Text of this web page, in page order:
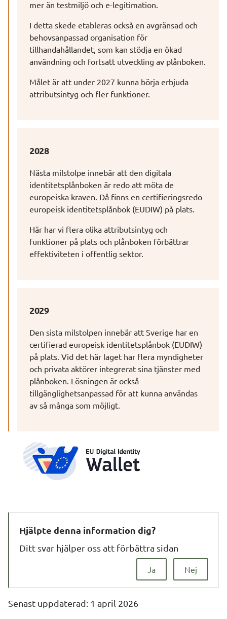
mer än testmiljö och e-legitimation.
I detta skede etableras också en avgränsad och
behovsanpassad organisation för
tillhandahållandet, som kan stödja en ökad
användning och fortsatt utveckling av plånboken.
Målet är att under 2027 kunna börja erbjuda
attributsintyg och fler funktioner.
2028
Nästa milstolpe innebär att den digitala
identitetsplånboken är redo att möta de
europeiska kraven. Då finns en certifieringsredo
europeisk identitetsplånbok (EUDIW) på plats.
Här har vi flera olika attributsintyg och
funktioner på plats och plånboken förbättrar
effektiviteten i offentlig sektor.
2029
Den sista milstolpen innebär att Sverige har en
certifierad europeisk identitetsplånbok (EUDIW)
på plats. Vid det här laget har flera myndigheter
och privata aktörer integrerat sina tjänster med
plånboken. Lösningen är också
tillgänglighetsanpassad för att kunna användas
av så många som möjligt.
Hjälpte denna information dig?
Nej
Ja
Ditt svar hjälper oss att förbättra sidan
Senast uppdaterad: 1 april 2026